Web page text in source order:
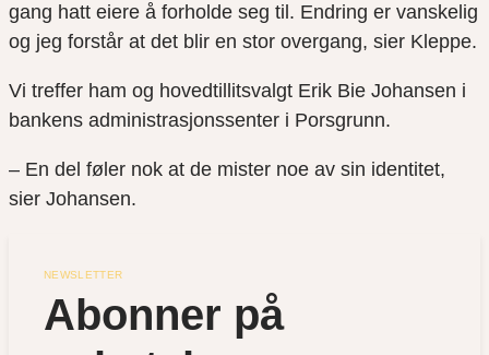
gang hatt eiere å forholde seg til. Endring er vanskelig
og jeg forstår at det blir en stor overgang, sier Kleppe.
Vi treffer ham og hovedtillitsvalgt Erik Bie Johansen i
bankens administrasjonssenter i Porsgrunn.
– En del føler nok at de mister noe av sin identitet,
sier Johansen.
NEWSLETTER
Abonner på